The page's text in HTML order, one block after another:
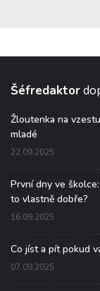
Šéfredaktor
Žloutenka na
mladé
22.09.2025
První dny ve
to vlastně dobře?
16.09.2025
Co jíst a pít pokud
07.09.2025